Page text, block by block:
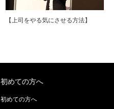
【上司をやる気にさせる方法】
初めての方へ
初めての方へ